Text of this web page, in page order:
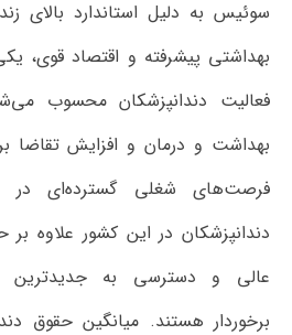
سوئیس به دلیل استاندارد بالای
بهداشتی پیشرفته و اقتصاد قوی،
فعالیت دندانپزشکان محسوب
بهداشت و درمان و افزایش تقاضا
فرصت‌های شغلی گسترده‌ای در
دندانپزشکان در این کشور علاوه بر
عالی و دسترسی به جدیدترین
برخوردار هستند. میانگین حقوق